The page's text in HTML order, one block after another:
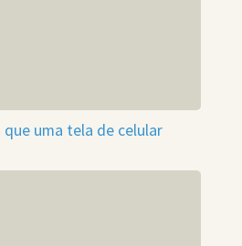
que uma tela de celular